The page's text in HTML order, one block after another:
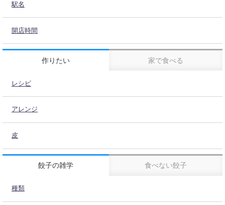
駅名
開店時間
作りたい 家で食べる
レシピ
アレンジ
皮
餃子の雑学 食べない餃子
種類